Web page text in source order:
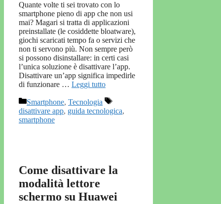
Quante volte ti sei trovato con lo
smartphone pieno di app che non usi
mai? Magari si tratta di applicazioni
preinstallate (le cosiddette bloatware),
giochi scaricati tempo fa o servizi che
non ti servono più. Non sempre però
si possono disinstallare: in certi casi
l’unica soluzione è disattivare l’app.
Disattivare un’app significa impedirle
di funzionare … Leggi tutto
Categorie
Smartphone, Tecnologia
Tag
disattivare app, guida tecnologica,
smartphone
Come disattivare la
modalità lettore
schermo su Huawei